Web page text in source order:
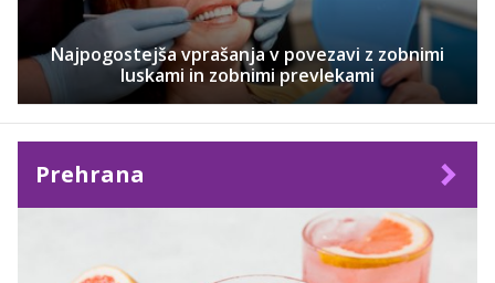
Najpogostejša vprašanja v povezavi z zobnimi
luskami in zobnimi prevlekami
Prehrana